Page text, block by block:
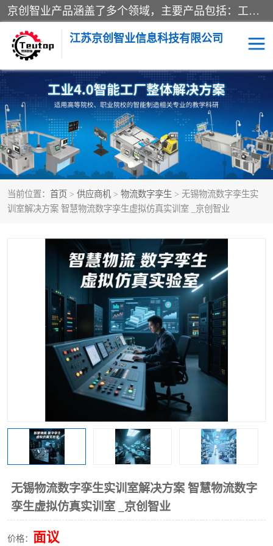
京创智业产品涵盖了多个领域，主要产品包括：工业4.0生产线解决方案，智慧物流综合实训室，教学设备与实验室建设，虚拟仿真实验室等。公司将秉持“创新、执着、诚信、共赢”的理念，以“将服务当作使命”为核心价值观，致力于为客户创造价值，与客户、合作伙伴和员工共同成长。
江苏京创智业信息科技有限公司
当前位置： 首页 > 供应商机 > 物流数字孪生 > 无锡物流数字孪生实
训室解决方案 智慧物流数字孪生虚拟仿真实训室 _京创智业
无锡物流数字孪生实训室解决方案 智慧物流数字
孪生虚拟仿真实训室 _京创智业
价格： 面议
VR物流实训 低碳供应链
生产系统仿真 冷链物流
供应链管理 思政
智慧零售实训 智能制造
物流数字孪生 数字企业经营
工业工程实训室